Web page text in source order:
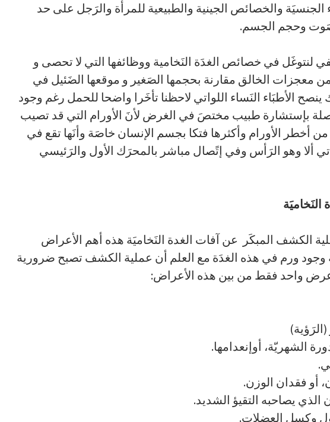
الجنسيَة والخصائص الجينية والطبيعية للمرأة والرَجل على حد
وحجم الجسم.
لنتوغَل في خصائص الغدَة النَخامية ووظائفها التي لا تحصى و
معجزات الخالق مقارنة بحجمها الصَغير و موقعها الضَئيل في
الأطبَاء النَساء اللواتي لاحظنا تأخَرا واضحا للحمل رغم وجود
بإستشارة طبيب مختصَ في الغرض لأنَ الأورام التي قد تصيب
من أخطر الأورام وأكثرها فتكا بجسم الإنسان خاصَة وأنَها تقع في
ألا وهو الرَأس وفي إتًصال مباشر بالمحرَك الأول والرَئيسي
النَخاميَة
الكشف المبكَر عن آفات الغدة النَخاميَة هذه أهم الأعراض
وجود ورم في هذه الغدَة مع العلم أن عملية الكشف تصبح ضرورية
واحد فقط من بين هذه الأعراض:
الشهريّة، أوإنعدامها.
أو فقدان الوزن.
الذي يصاحبه التقيؤ الشديد.
وكسل العضلات.